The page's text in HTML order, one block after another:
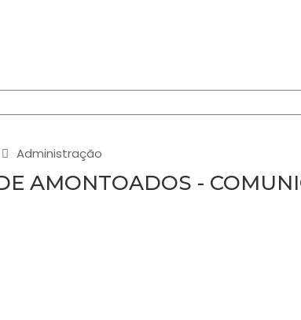
Administração
AMONTOADOS -